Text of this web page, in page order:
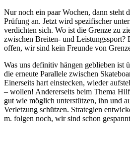
Nur noch ein paar Wochen, dann steht
Prüfung an. Jetzt wird spezifischer
verdichten sich. Wo ist die Grenze zu
zwischen Breiten- und Leistungssport?
offen, wir sind kein Freunde von
Was uns definitiv hängen geblieben ist
die erneute Parallele zwischen
Einerseits hart einstecken, wieder
– wollen! Andererseits beim Thema
gut wie möglich unterstützen, ihn und
Verletzung schützen. Strategien
m. folgen noch, wir sind schon